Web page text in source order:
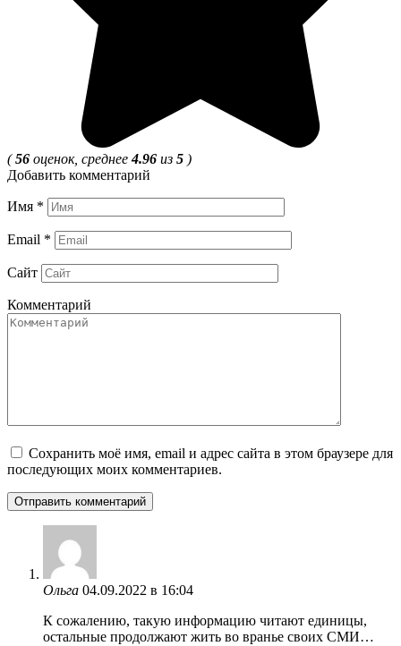
(56 оценок, среднее4.96 из 5 )
Добавить комментарий
Имя *
Email *
Сайт
Комментарий
Сохранить моё имя, email и адрес сайта в этом браузере для
последующих моих комментариев.
Ольга 04.09.2022 в 16:04
К сожалению, такую информацию читают единицы,
остальные продолжают жить во вранье своих СМИ…